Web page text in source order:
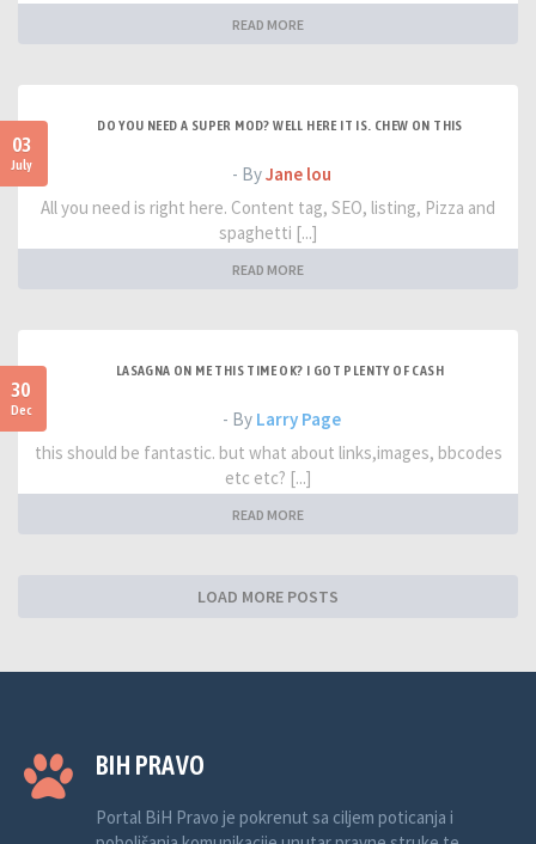
READ MORE
03
July
DO YOU NEED A SUPER MOD? WELL HERE IT IS. CHEW ON THIS
- ByJane lou
All you need is right here. Content tag, SEO, listing, Pizza and
spaghetti [...]
READ MORE
30
Dec
LASAGNA ON ME THIS TIME OK? I GOT PLENTY OF CASH
- By Larry Page
this should be fantastic. but what about links,images, bbcodes
etc etc? [...]
READ MORE
LOAD MORE POSTS
BIH PRAVO
Portal BiH Pravo je pokrenut sa ciljem poticanja i